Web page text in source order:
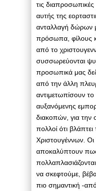
τις
αυτής της
ανταλλαγή δώρων
πρόσωπα, φίλους
από το
συσσωρεύονται
προσωπικά μας
από την άλλη
αντιμετωπίσουν
αυξανόμενης
διακοπών, για την
πολλοί ότι
Χριστουγέννων. Οι
αποκαλύπτουν πως
να σκεφτούμε,
πιο σημαντική -